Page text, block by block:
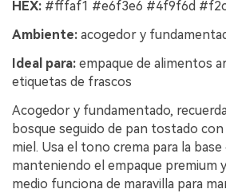
HEX: #fffaf1 #e6f3e6 #4f9f6d
Ambiente: acogedor y
Ideal para: empaque de alimentos
etiquetas de frascos
Acogedor y fundamentado,
bosque seguido de pan tostado
miel. Usa el tono crema para la
manteniendo el empaque premium
medio funciona de maravilla para